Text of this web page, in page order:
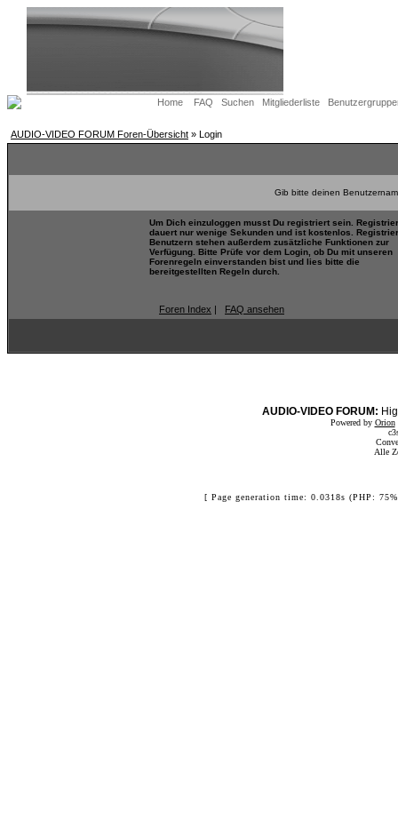
Home FAQ Suchen Mitgliederliste
AUDIO-VIDEO FORUM Foren-Übersicht » Login
Gib bitte deinen
Um Dich einzuloggen musst Du registriert sein.
dauert nur wenige Sekunden und ist kostenlos.
Benutzern stehen außerdem zusätzliche Funktionen zur
Verfügung. Bitte Prüfe vor dem Login, ob Du mit unseren
Forenregeln einverstanden bist und lies bitte die
bereitgestellten Regeln durch.
Foren Index | FAQ ansehen
AUDIO-VIDEO FORUM:
Powered by Orion
Alle
[ Page generation time: 0.0318s (PHP: